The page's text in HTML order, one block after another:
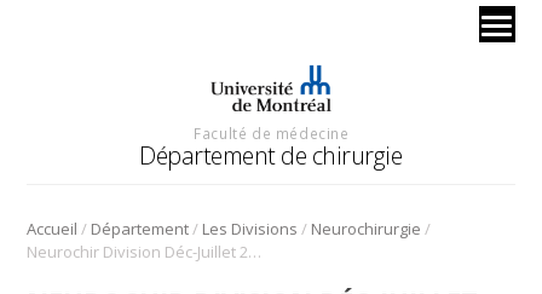
Faculté de médecine
Département de chirurgie
Accueil / Département/ Les Divisions / Neurochirurgie /
Neurochir Division Déc-Juillet 2018